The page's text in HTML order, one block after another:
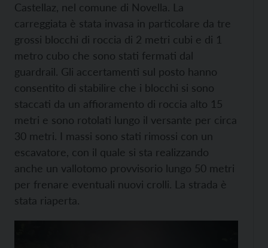
Castellaz, nel comune di Novella. La
carreggiata è stata invasa in particolare da tre
grossi blocchi di roccia di 2 metri cubi e di 1
metro cubo che sono stati fermati dal
guardrail. Gli accertamenti sul posto hanno
consentito di stabilire che i blocchi si sono
staccati da un affioramento di roccia alto 15
metri e sono rotolati lungo il versante per circa
30 metri. I massi sono stati rimossi con un
escavatore, con il quale si sta realizzando
anche un vallotomo provvisorio lungo 50 metri
per frenare eventuali nuovi crolli. La strada è
stata riaperta.